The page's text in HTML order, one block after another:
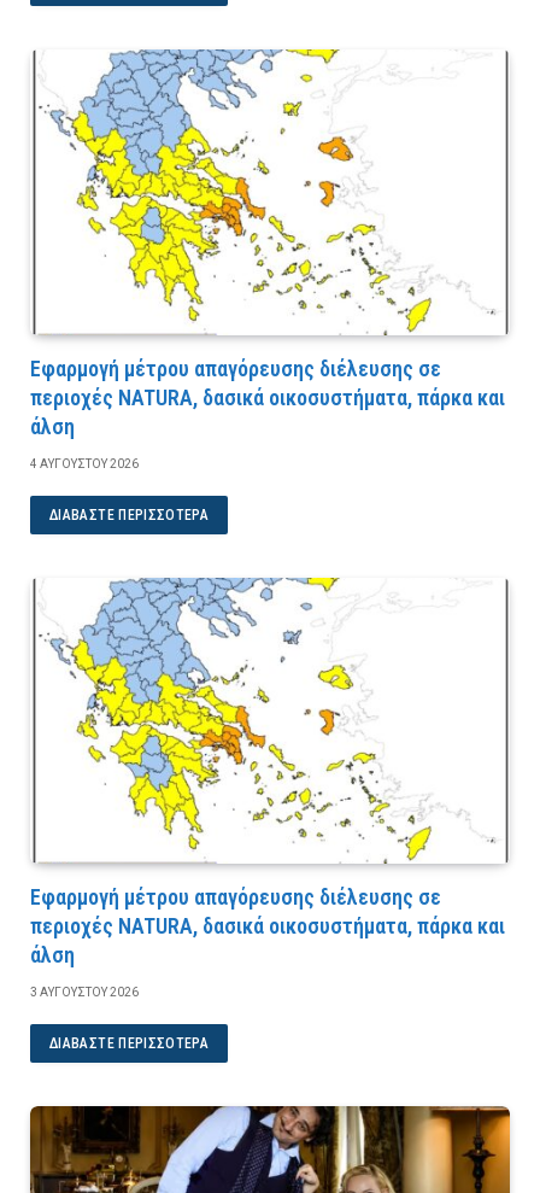
Εφαρμογή μέτρου απαγόρευσης διέλευσης σε
περιοχές NATURA, δασικά οικοσυστήματα, πάρκα και
άλση
4 ΑΥΓΟΎΣΤΟΥ 2026
ΔΙΑΒΆΣΤΕ ΠΕΡΙΣΣΌΤΕΡΑ
Εφαρμογή μέτρου απαγόρευσης διέλευσης σε
περιοχές NATURA, δασικά οικοσυστήματα, πάρκα και
άλση
3 ΑΥΓΟΎΣΤΟΥ 2026
ΔΙΑΒΆΣΤΕ ΠΕΡΙΣΣΌΤΕΡΑ